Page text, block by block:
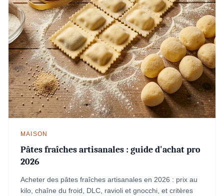
MAISON
Pâtes fraîches artisanales : guide d'achat pro
2026
Acheter des pâtes fraîches artisanales en 2026 : prix au
kilo, chaîne du froid, DLC, ravioli et gnocchi, et critères